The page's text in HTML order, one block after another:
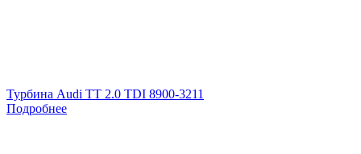
Турбина Audi TT 2.0 TDI 8900-3211
Подробнее